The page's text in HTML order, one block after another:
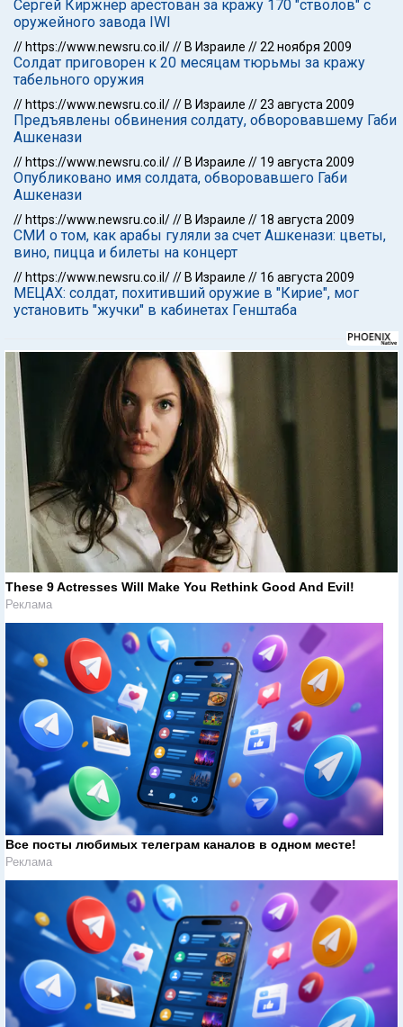
Сергей Киржнер арестован за кражу 170 "стволов" с
оружейного завода IWI
// https://www.newsru.co.il/// В Израиле //22 ноября 2009
Солдат приговорен к 20 месяцам тюрьмы за кражу
табельного оружия
// https://www.newsru.co.il/// В Израиле //23 августа 2009
Предъявлены обвинения солдату, обворовавшему Габи
Ашкенази
// https://www.newsru.co.il/// В Израиле // 19 августа 2009
Опубликовано имя солдата, обворовавшего Габи
Ашкенази
// https://www.newsru.co.il/// В Израиле // 18 августа 2009
СМИ о том, как арабы гуляли за счет Ашкенази: цветы,
вино, пицца и билеты на концерт
// https://www.newsru.co.il/// В Израиле // 16 августа 2009
МЕЦАХ: солдат, похитивший оружие в "Кирие", мог
установить "жучки" в кабинетах Генштаба
These 9 Actresses Will Make You Rethink Good And Evil!
Реклама
Все посты любимых телеграм каналов в одном месте!
Реклама